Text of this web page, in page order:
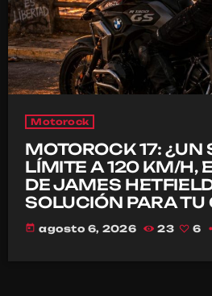
Motorock
MOTOROCK 17: ¿UN
LÍMITE A 120 KM/H,
DE JAMES
SOLUCIÓN PARA TU
today agosto 6, 2026 23 6